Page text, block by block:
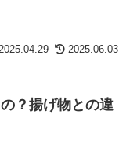
2025.04.29 2025.06.03
？揚げ物との違